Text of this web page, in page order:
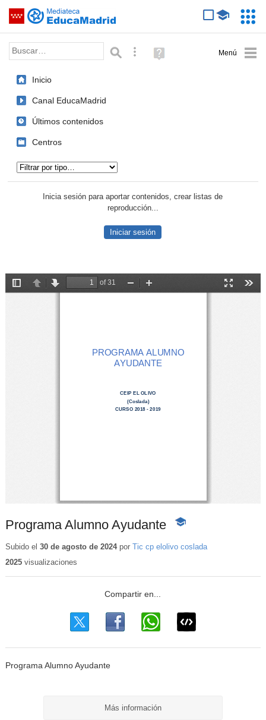
Saltar navegación
Palabra o frase: Búsqueda avanzada
Ayuda
(en
Inicio
Canal EducaMadrid
Últimos contenidos
Centros
Inicia sesión para aportar contenidos, crear listas de
reproducción...
Iniciar sesión
Programa Alumno Ayudante
-
educativo
Subido el 30 de agosto de 2024por Tic cp elolivo coslada
2025visualizaciones
Programa Alumno Ayudante
Más información